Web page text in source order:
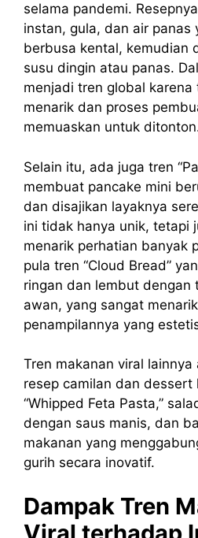
selama pandemi.
instan, gula, dan air panas
berbusa kental, kemudian
susu dingin atau panas.
menjadi tren global karena
menarik dan proses
memuaskan untuk
Selain itu, ada juga tren
membuat pancake mini
dan disajikan layaknya
ini tidak hanya unik, tetapi
menarik perhatian banyak
pula tren “Cloud Bread”
ringan dan lembut dengan
awan, yang sangat
penampilannya yang
Tren makanan viral
resep camilan dan dessert
“Whipped Feta Pasta,”
dengan saus manis, dan
makanan yang
gurih secara inovatif.
Dampak Tren